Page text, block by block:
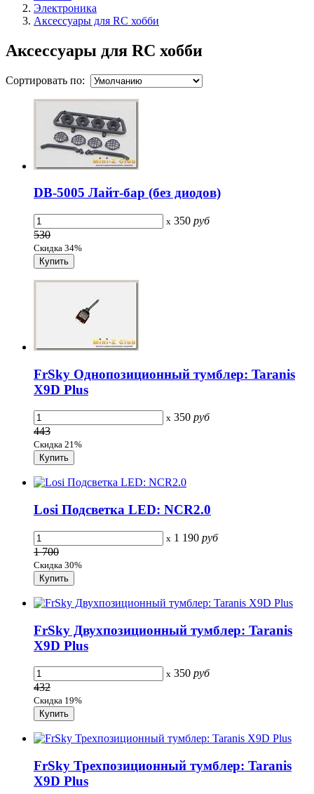
Электроника
Аксессуары для RC хобби
Аксессуары для RC хобби
Сортировать по:
DB-5005 Лайт-бар (без диодов)
x 350 руб
530
Скидка 34%
FrSky Однопозиционный тумблер: Taranis
X9D Plus
x 350 руб
443
Скидка 21%
Losi Подсветка LED: NCR2.0
x 1 190 руб
1 700
Скидка 30%
FrSky Двухпозиционный тумблер: Taranis
X9D Plus
x 350 руб
432
Скидка 19%
FrSky Трехпозиционный тумблер: Taranis
X9D Plus